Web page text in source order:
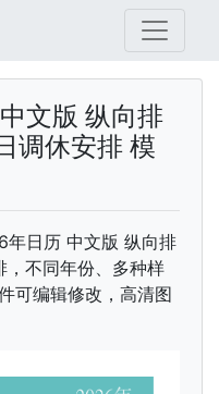
文版 纵向排
调休安排 模
日历 中文版 纵向排
，不同年份、多种样
可编辑修改，高清图